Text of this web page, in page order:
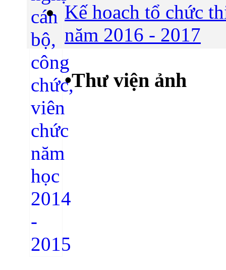
Kế hoach tổ chức
năm 2016 - 2017
•Thư viện ảnh